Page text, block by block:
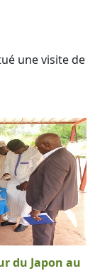
une visite de
du Japon au